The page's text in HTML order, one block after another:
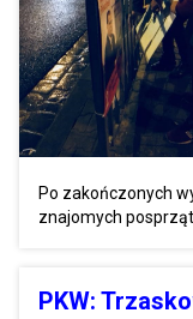
Po zakończonych
znajomych
PKW: